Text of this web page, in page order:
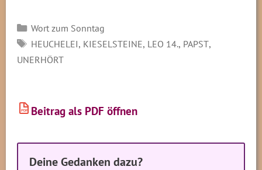
Kategorien
Wort zum Sonntag
SCHLAGWÖRTER
HEUCHELEI, KIESELSTEINE, LEO 14., PAPST,
UNERHÖRT
PDF Beitrag als PDF öffnen
Deine Gedanken dazu?